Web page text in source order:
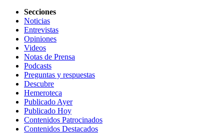
Secciones
Noticias
Entrevistas
Opiniones
Videos
Notas de Prensa
Podcasts
Preguntas y respuestas
Descubre
Hemeroteca
Publicado Ayer
Publicado Hoy
Contenidos Patrocinados
Contenidos Destacados